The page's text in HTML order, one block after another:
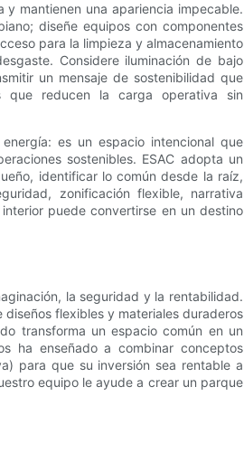
mantienen una apariencia impecable.
diseñe equipos con componentes
para la limpieza y almacenamiento
Considere iluminación de bajo
un mensaje de sostenibilidad que
que reducen la carga operativa sin
es un espacio intencional que
sostenibles. ESAC adopta un
identificar lo común desde la raíz,
zonificación flexible, narrativa
puede convertirse en un destino
la seguridad y la rentabilidad.
diseños flexibles y materiales duraderos
transforma un espacio común en un
ha enseñado a combinar conceptos
para que su inversión sea rentable a
equipo le ayude a crear un parque